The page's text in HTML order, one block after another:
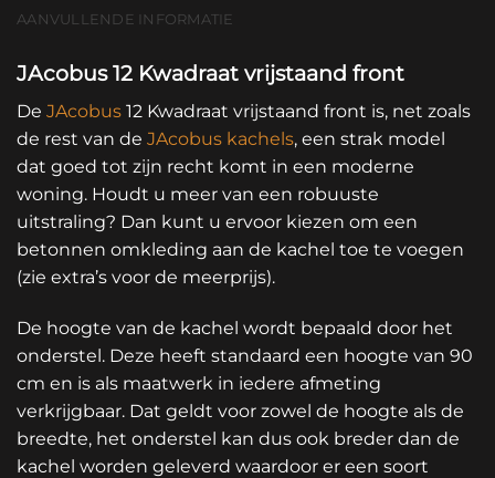
AANVULLENDE INFORMATIE
JAcobus 12 Kwadraat vrijstaand front
De JAcobus 12 Kwadraat vrijstaand front is, net zoals
de rest van de JAcobus kachels, een strak model
dat goed tot zijn recht komt in een moderne
woning. Houdt u meer van een robuuste
uitstraling? Dan kunt u ervoor kiezen om een
betonnen omkleding aan de kachel toe te voegen
(zie extra’s voor de meerprijs).
De hoogte van de kachel wordt bepaald door het
onderstel. Deze heeft standaard een hoogte van 90
cm en is als maatwerk in iedere afmeting
verkrijgbaar. Dat geldt voor zowel de hoogte als de
breedte, het onderstel kan dus ook breder dan de
kachel worden geleverd waardoor er een soort